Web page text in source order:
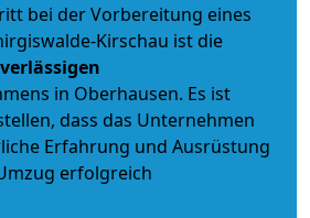
bei der Vorbereitung eines
Kirschau ist die
in Oberhausen. Es ist
dass das Unternehmen
Erfahrung und Ausrüstung
erfolgreich